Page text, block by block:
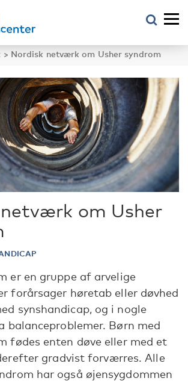
> Nordisk netværk om Usher syndrom
om Usher
er en gruppe af arvelige
forårsager høretab eller døvhed
synshandicap, og i nogle
Børn med
fødes enten døve eller med et
gradvist forværres. Alle
har også øjensygdommen